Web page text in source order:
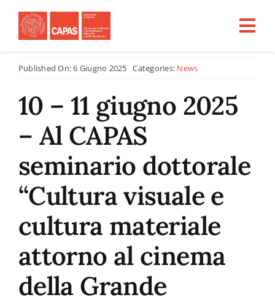
contenuto
Home
CHI SIAMO
PROGETTI PER LA RICERCA
CFU
Tirocini
Published On: 6 Giugno 2025 Categories: News
10 – 11 giugno 2025
– Al CAPAS
seminario dottorale
“Cultura visuale e
cultura materiale
attorno al cinema
della Grande